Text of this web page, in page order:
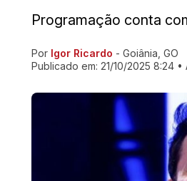
Programação conta
Ir direto pra matéria
Por Igor Ricardo - Goiânia, GO
Publicado em: 21/10/2025 8:24 •